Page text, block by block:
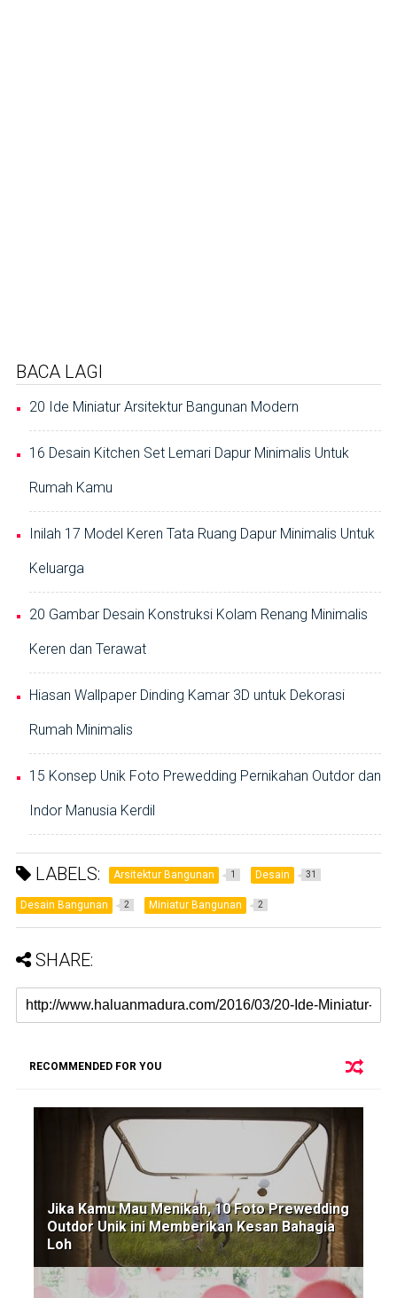
BACA LAGI
20 Ide Miniatur Arsitektur Bangunan Modern
16 Desain Kitchen Set Lemari Dapur Minimalis Untuk
Rumah Kamu
Inilah 17 Model Keren Tata Ruang Dapur Minimalis Untuk
Keluarga
20 Gambar Desain Konstruksi Kolam Renang Minimalis
Keren dan Terawat
Hiasan Wallpaper Dinding Kamar 3D untuk Dekorasi
Rumah Minimalis
15 Konsep Unik Foto Prewedding Pernikahan Outdor dan
Indor Manusia Kerdil
LABELS: Arsitektur Bangunan 1 Desain 31
Desain Bangunan 2 Miniatur Bangunan 2
SHARE:
RECOMMENDED FOR YOU
Jika Kamu Mau Menikah, 10 Foto Prewedding
Outdor Unik ini Memberikan Kesan Bahagia
Loh